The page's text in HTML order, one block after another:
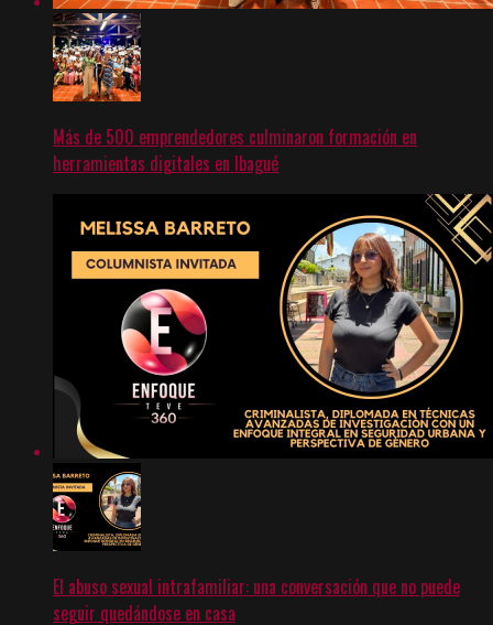
Más de 500 emprendedores culminaron formación en
herramientas digitales en Ibagué
El abuso sexual intrafamiliar: una conversación que no puede
seguir quedándose en casa